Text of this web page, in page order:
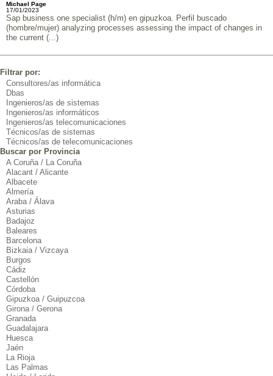
Michael Page
17/01/2023
Sap business one specialist (h/m) en gipuzkoa. Perfil buscado
(hombre/mujer) analyzing processes assessing the impact of changes in
the current (...)
Filtrar por:
Consultores/as informática
Dbas
Ingenieros/as de sistemas
Ingenieros/as informáticos
Ingenieros/as telecomunicaciones
Técnicos/as de sistemas
Técnicos/as de telecomunicaciones
Buscar por Provincia
A Coruña / La Coruña
Alacant / Alicante
Albacete
Almería
Araba / Álava
Asturias
Badajoz
Baleares
Barcelona
Bizkaia / Vizcaya
Burgos
Cádiz
Castellón
Córdoba
Gipuzkoa / Guipuzcoa
Girona / Gerona
Granada
Guadalajara
Huesca
Jaén
La Rioja
Las Palmas